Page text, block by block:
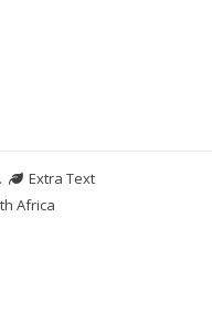
.
Extra Text
Africa